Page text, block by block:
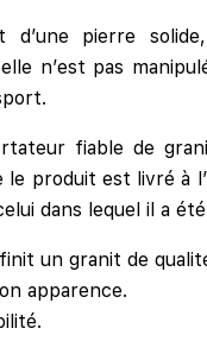
d’une pierre
n’est pas
fiable de
le produit est livré à
dans lequel il a
un granit de
apparence.